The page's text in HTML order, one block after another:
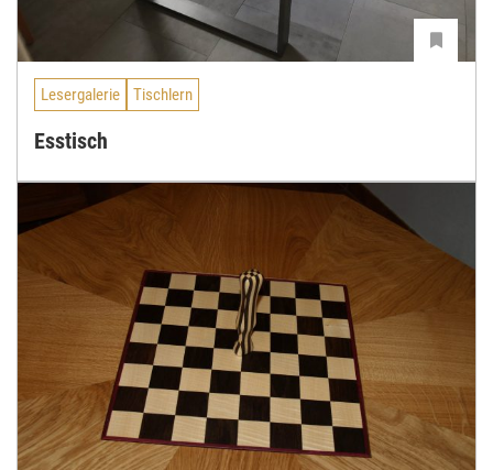
Lesergalerie Tischlern
Esstisch